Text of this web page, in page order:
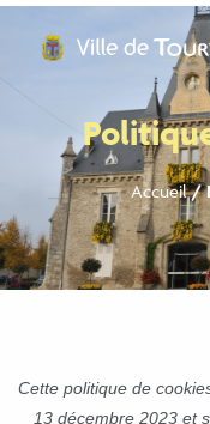
Accueil/
Cette politique de
13 décembre 2023 et